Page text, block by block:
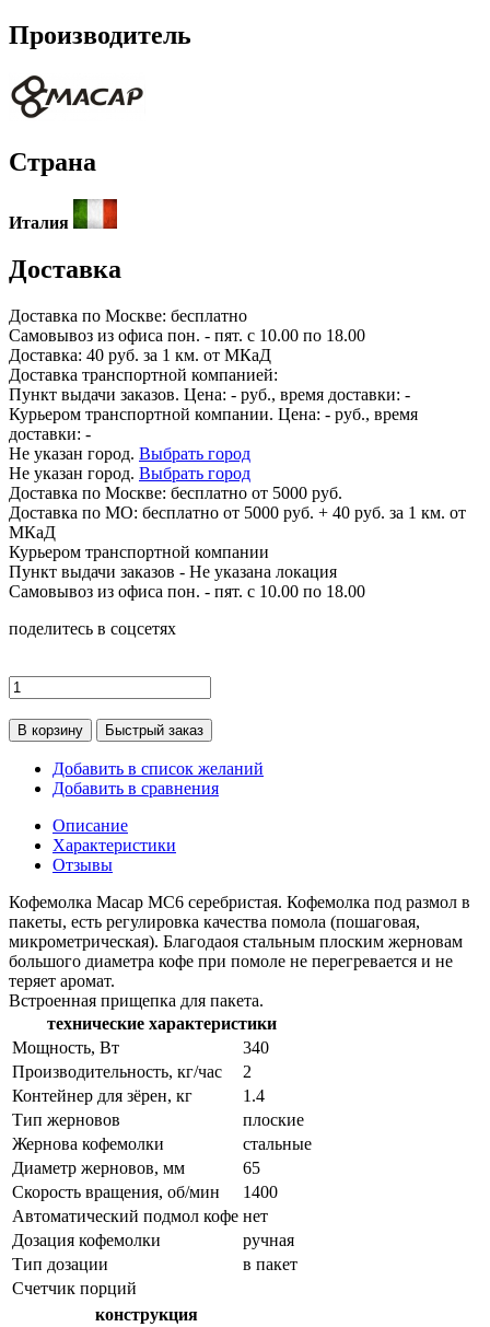
Производитель
Страна
Италия
Доставка
Доставка по Москве: бесплатно
Самовывоз из офиса пон. - пят. с 10.00 по 18.00
Доставка: 40 руб. за 1 км. от МКаД
Доставка транспортной компанией:
Пункт выдачи заказов. Цена: - руб., время доставки: -
Курьером транспортной компании. Цена: - руб., время
доставки: -
Не указан город. Выбрать город
Не указан город. Выбрать город
Доставка по Москве: бесплатно от 5000 руб.
Доставка по МО: бесплатно от 5000 руб. + 40 руб. за 1 км. от
МКаД
Курьером транспортной компании
Пункт выдачи заказов - Не указана локация
Самовывоз из офиса пон. - пят. с 10.00 по 18.00
поделитесь в соцсетях
В корзину Быстрый заказ
Добавить в список желаний
Добавить в сравнения
Описание
Характеристики
Отзывы
Кофемолка Macap MC6 серебристая. Кофемолка под размол в
пакеты, есть регулировка качества помола (пошаговая,
микрометрическая). Благодаоя стальным плоским жерновам
большого диаметра кофе при помоле не перегревается и не
теряет аромат.
Встроенная прищепка для пакета.
технические характеристики
Мощность, Вт
340
Производительность, кг/час
2
Контейнер для зёрен, кг
1.4
Тип жерновов
плоские
Жернова кофемолки
стальные
Диаметр жерновов, мм
65
Скорость вращения, об/мин
1400
Автоматический подмол кофе нет
Дозация кофемолки
ручная
Тип дозации
в пакет
Счетчик порций
конструкция